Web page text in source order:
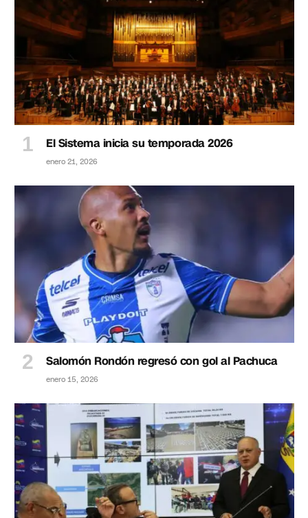
El Sistema inicia su temporada 2026
enero 21, 2026
Salomón Rondón regresó con gol al Pachuca
enero 15, 2026